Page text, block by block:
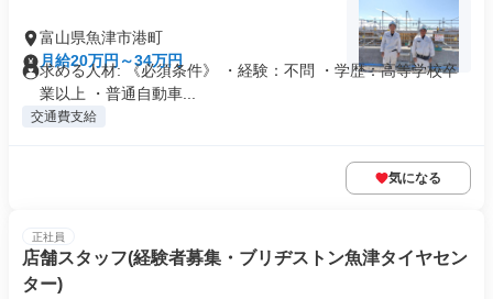
富山県魚津市港町
月給20万円～34万円
求める人材: 《必須条件》 ・経験：不問 ・学歴：高等学校卒
業以上 ・普通自動車...
交通費支給
気になる
正社員
店舗スタッフ(経験者募集・ブリヂストン魚津タイヤセン
ター)